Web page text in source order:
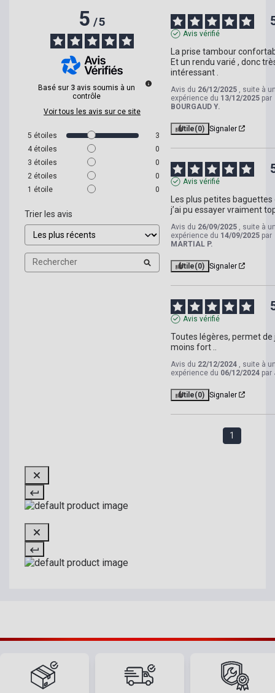
5/5
Basé sur 3 avis soumis à un
contrôle
Voir tous les avis sur ce site
5 étoiles
3
4 étoiles
0
3 étoiles
0
2 étoiles
0
1 étoile 0
Trier les avis
Avis vérifié
La prise tambour
Et un rendu varié , donc
intéressant .
Avis du 26/12/2025 , suite à
expérience du 13/12/2025 par
BOURGAUD Y.
Utile(0) Signaler
Avis vérifié
Les plus petites baguettes
j’ai pu essayer vraiment
Avis du 26/09/2025 , suite à
expérience du 14/09/2025 par
MARTIAL P.
Utile(0) Signaler
Avis vérifié
Toutes légères, permet de
moins fort ..
Avis du 22/12/2024 , suite à
expérience du 06/12/2024 par
Utile(0) Signaler
1